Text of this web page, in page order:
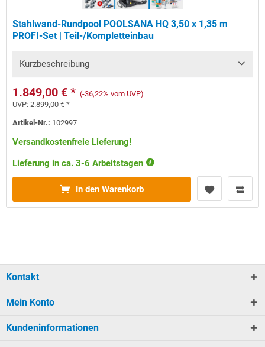
Stahlwand-Rundpool POOLSANA HQ 3,50 x 1,35 m
PROFI-Set | Teil-/Kompletteinbau
Kurzbeschreibung
1.849,00 € * (-36,22% vom UVP)
UVP:2.899,00 € *
Artikel-Nr.: 102997
Versandkostenfreie Lieferung!
Lieferung in ca. 3-6 Arbeitstagen
In den Warenkorb
Kontakt
Mein Konto
Kundeninformationen